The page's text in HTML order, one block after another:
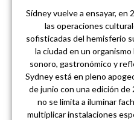
Sídney vuelve a ensayar, en
las operaciones
sofisticadas del hemisferio
la ciudad en un organismo
sonoro, gastronómico y
Sydney está en pleno
de junio con una edición de
no se limita a iluminar
multiplicar instalaciones